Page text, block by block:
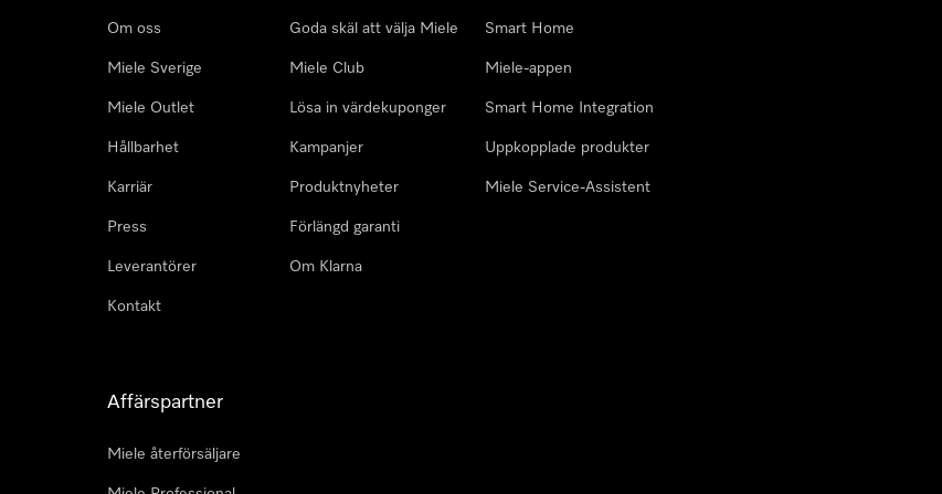
Om oss
Miele Sverige
Miele Outlet
Hållbarhet
Karriär
Press
Leverantörer
Kontakt
Goda skäl att välja Miele
Miele Club
Lösa in värdekuponger
Kampanjer
Produktnyheter
Förlängd garanti
Om Klarna
Smart Home
Miele-appen
Smart Home Integration
Uppkopplade produkter
Miele Service-Assistent
Affärspartner
Miele återförsäljare